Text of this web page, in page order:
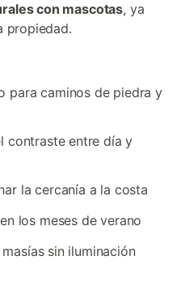
con mascotas, ya
propiedad.
para caminos de piedra y
contraste entre día y
la cercanía a la costa
los meses de verano
sin iluminación